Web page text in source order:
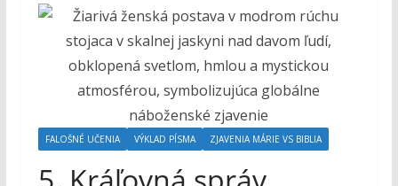
s
B
o
h
o
FALOŠNÉ UČENIA VÝKLAD PÍSMA ZJAVENIA MÁRIE VS BIBLIA